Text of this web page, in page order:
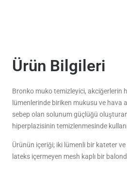
Ürün Bilgileri
Bronko muko temizleyici, akciğerlerin
lümenlerinde biriken mukusu ve hava
sebep olan solunum güçlüğü
hiperplazisinin temizlenmesinde
Ürünün içeriği; iki lümenli bir kateter
lateks içermeyen mesh kaplı bir